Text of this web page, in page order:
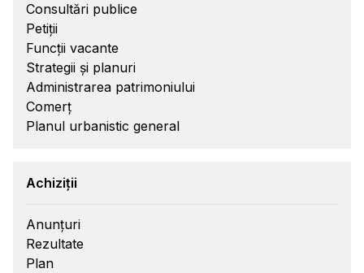
Consultări publice
Petiții
Funcții vacante
Strategii și planuri
Administrarea patrimoniului
Comerț
Planul urbanistic general
Achiziții
Anunțuri
Rezultate
Plan